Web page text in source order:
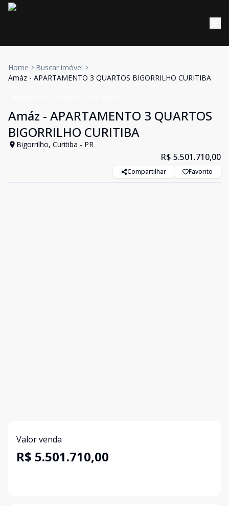
Home
Buscar imóvel
Amáz - APARTAMENTO 3 QUARTOS BIGORRILHO CURITIBA
Amáz - APARTAMENTO 3 QUARTOS
BIGORRILHO CURITIBA
Bigorrilho, Curitiba - PR
R$ 5.501.710,00
Compartilhar Favorito
Valor venda
R$ 5.501.710,00